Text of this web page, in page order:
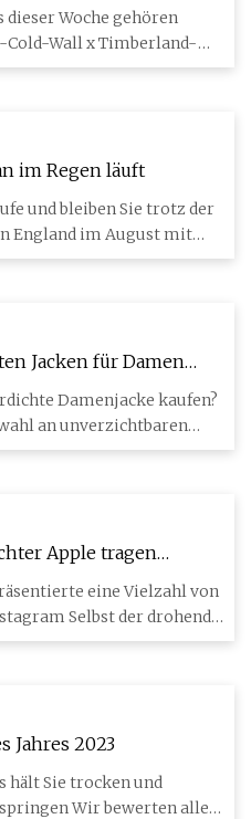
dieser Woche gehören
Cold-Wall x Timberland-
im Regen läuft
und bleiben Sie trotz der
England im August mit
Jacken für Damen
Damenjacke kaufen?
an unverzichtbaren
Apple tragen
süßem OOTD-eine Vielzahl von
Selbst der drohende
Jahres 2023
hält Sie trocken und